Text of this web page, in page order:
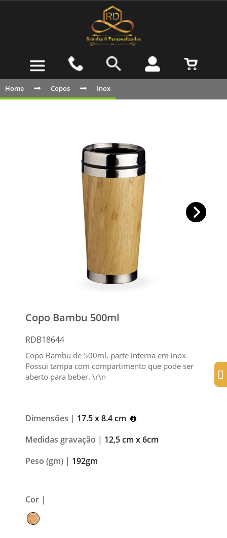
Home Copos Inox
Copo Bambu 500ml
RDB18644
Copo Bambu de 500ml, parte interna em inox.
Possui tampa com compartimento que pode ser
aberto para beber. \r\n
Dimensões | 17.5 x 8.4 cm
Medidas gravação | 12,5 cm x 6cm
Peso (gm) | 192gm
Cor |